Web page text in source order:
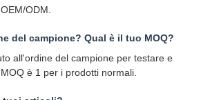
ODM.
del campione? Qual è il tuo MOQ?
all'ordine del campione per testare e
è 1 per i prodotti normali.